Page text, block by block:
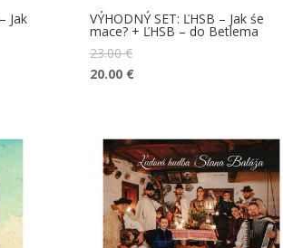
Jak VÝHODNÝ SET: ĽHSB – Jak śe
mace? + ĽHSB – do Betlema
23.00€
20.00 €